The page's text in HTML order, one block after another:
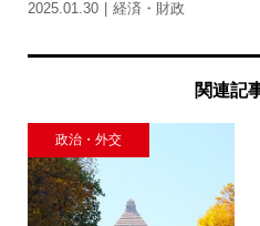
2025.01.30 経済・財政
関連記
政治・外交